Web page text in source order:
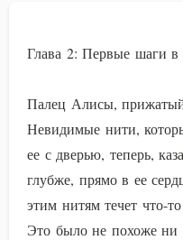
Глава 2: Первые шаги в
Палец Алисы,
Невидимые нити,
ее с дверью, теперь,
глубже, прямо в ее
этим нитям течет что-
Это было не похоже ни